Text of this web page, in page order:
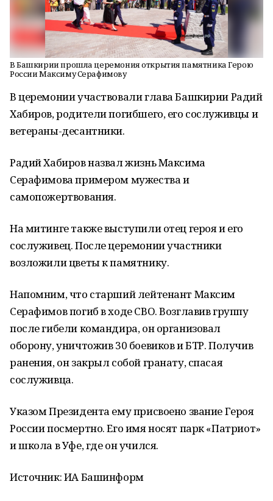
В Башкирии прошла церемония открытия памятника Герою
России Максиму Серафимову
В церемонии участвовали глава Башкирии Радий
Хабиров, родители погибшего, его сослуживцы и
ветераны-десантники.
Радий Хабиров назвал жизнь Максима
Серафимова примером мужества и
самопожертвования.
На митинге также выступили отец героя и его
сослуживец. После церемонии участники
возложили цветы к памятнику.
Напомним, что старший лейтенант Максим
Серафимов погиб в ходе СВО. Возглавив группу
после гибели командира, он организовал
оборону, уничтожив 30 боевиков и БТР. Получив
ранения, он закрыл собой гранату, спасая
сослуживца.
Указом Президента ему присвоено звание Героя
России посмертно. Его имя носят парк «Патриот»
и школа в Уфе, где он учился.
Источник: ИА Башинформ